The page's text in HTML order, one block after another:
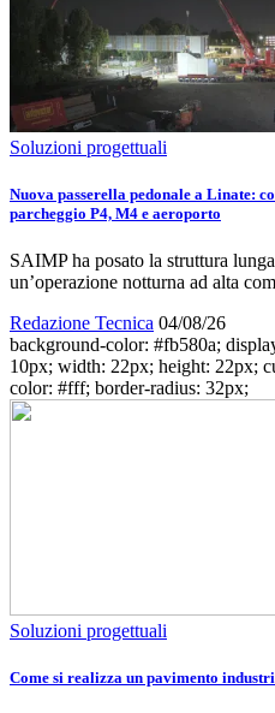
Soluzioni progettuali
Nuova passerella pedonale a Linate:
parcheggio P4, M4 e aeroporto
SAIMP ha posato la struttura
un’operazione notturna ad alta
Redazione Tecnica 04/08/26
background-color: #fb580a;
10px; width: 22px; height: 22px;
color: #fff; border-radius: 32px;
Soluzioni progettuali
Come si realizza un pavimento